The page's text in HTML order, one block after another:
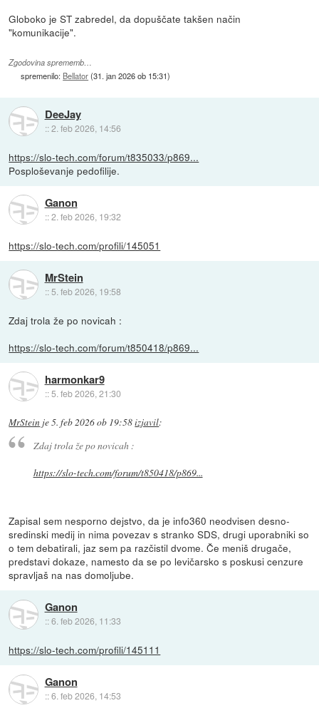
Globoko je ST zabredel, da dopuščate takšen način
"komunikacije".
Zgodovina sprememb…
spremenilo: Bellator(31. jan 2026 ob 15:31)
DeeJay
::2. feb 2026, 14:56
https://slo-tech.com/forum/t835033/p869...
Posploševanje pedofilije.
Ganon
::2. feb 2026, 19:32
https://slo-tech.com/profili/145051
MrStein
:: 5. feb 2026, 19:58
Zdaj trola že po novicah :
https://slo-tech.com/forum/t850418/p869...
harmonkar9
::5. feb 2026, 21:30
MrStein je5. feb 2026 ob 19:58izjavil:
Zdaj trola že po novicah :
https://slo-tech.com/forum/t850418/p869...
Zapisal sem nesporno dejstvo, da je info360 neodvisen desno-
sredinski medij in nima povezav s stranko SDS, drugi uporabniki so
o tem debatirali, jaz sem pa razčistil dvome. Če meniš drugače,
predstavi dokaze, namesto da se po levičarsko s poskusi cenzure
spravljaš na nas domoljube.
Ganon
::6. feb 2026, 11:33
https://slo-tech.com/profili/145111
Ganon
::6. feb 2026, 14:53